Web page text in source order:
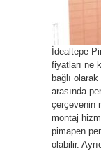
İdealtepe
fiyatları ne
bağlı
arasında
çerçevenin
montaj
pimapen
olabilir.